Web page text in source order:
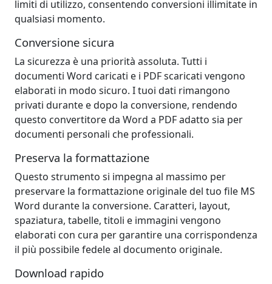
limiti di utilizzo, consentendo conversioni illimitate in
qualsiasi momento.
Conversione sicura
La sicurezza è una priorità assoluta. Tutti i
documenti Word caricati e i PDF scaricati vengono
elaborati in modo sicuro. I tuoi dati rimangono
privati ​​durante e dopo la conversione, rendendo
questo convertitore da Word a PDF adatto sia per
documenti personali che professionali.
Preserva la formattazione
Questo strumento si impegna al massimo per
preservare la formattazione originale del tuo file MS
Word durante la conversione. Caratteri, layout,
spaziatura, tabelle, titoli e immagini vengono
elaborati con cura per garantire una corrispondenza
il più possibile fedele al documento originale.
Download rapido